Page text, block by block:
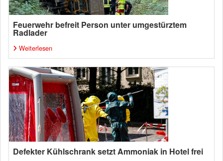
Feuerwehr befreit Person unter umgestürztem
Radlader
Weiterlesen
Defekter Kühlschrank setzt Ammoniak in Hotel frei